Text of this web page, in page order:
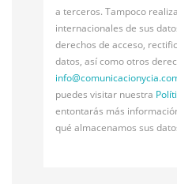
a terceros. Tampoco
internacionales de sus
derechos de acceso,
datos, así como otros
info@
puedes visitar nuestra
entontarás más
qué almacenamos sus